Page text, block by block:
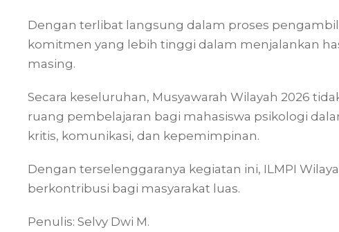
Dengan terlibat langsung dalam proses
komitmen yang lebih tinggi dalam menjalankan
masing.
Secara keseluruhan, Musyawarah Wilayah 2026
ruang pembelajaran bagi mahasiswa psikologi
kritis, komunikasi, dan kepemimpinan.
Dengan terselenggaranya kegiatan ini, ILMPI
berkontribusi bagi masyarakat luas.
Penulis: Selvy Dwi M.